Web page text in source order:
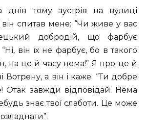
днів тому зустрів на вулиці
він спитав мене: “Чи живе у вас
добродій, що фарбує
він їх не фарбує, бо в такого
на це й часу нема!” Я про це й
Вотрену, а він і каже: “Ти добре
Отак завжди відповідай. Нема
знає твої слаботи. Це може